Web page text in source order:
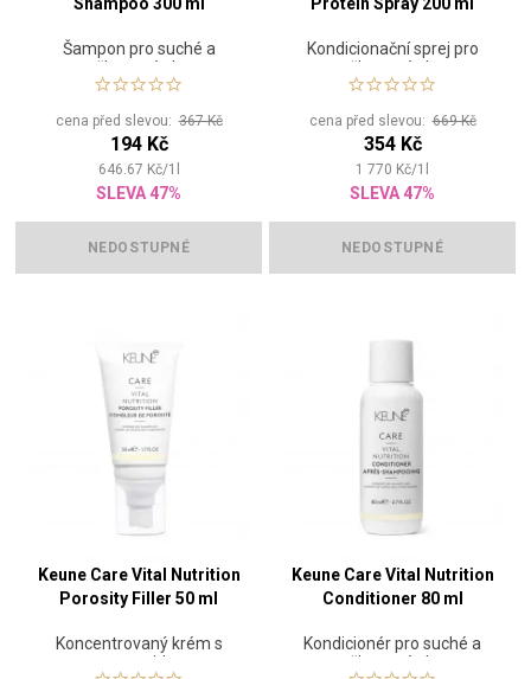
Shampoo 300 ml
Šampon pro suché a
poškozené vlasy
cena před slevou:367 Kč
194 Kč
646.67 Kč/1
SLEVA 47%
NEDOSTUPNÉ
Protein Spray 200 ml
Kondicionační sprej pro
poškozené vlasy
cena před slevou:669 Kč
354 Kč
1 770 Kč/1
SLEVA 47%
NEDOSTUPNÉ
Keune Care Vital Nutrition
Porosity Filler 50 ml
Koncentrovaný krém s
ceramidy
Keune Care Vital Nutrition
Conditioner 80 ml
Kondicionér pro suché a
poškozené vlasy